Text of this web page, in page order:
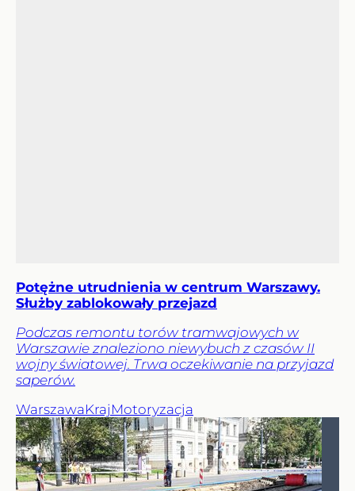
Potężne utrudnienia w centrum Warszawy.
Służby zablokowały przejazd
Podczas remontu torów tramwajowych w
Warszawie znaleziono niewybuch z czasów II
wojny światowej. Trwa oczekiwanie na przyjazd
saperów.
WarszawaKraj Motoryzacja